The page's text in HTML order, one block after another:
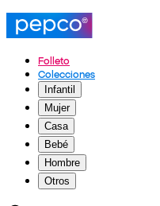
Folleto
Colecciones
Infantil
Mujer
Casa
Bebé
Hombre
Otros